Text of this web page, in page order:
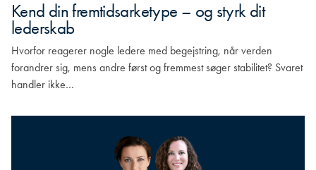
Kend din fremtidsarketype – og styrk dit
lederskab
Hvorfor reagerer nogle ledere med begejstring, når verden
forandrer sig, mens andre først og fremmest søger stabilitet? Svaret
handler ikke…